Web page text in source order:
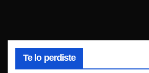
Te lo perdiste